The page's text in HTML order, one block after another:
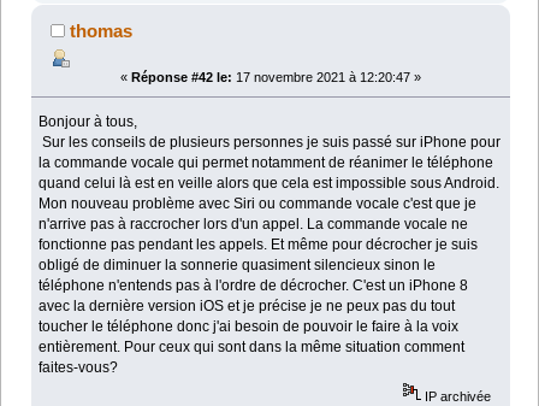
thomas
« Réponse #42 le: 17 novembre 2021 à 12:20:47 »
Bonjour à tous,
Sur les conseils de plusieurs personnes je suis passé sur iPhone pour
la commande vocale qui permet notamment de réanimer le téléphone
quand celui là est en veille alors que cela est impossible sous Android.
Mon nouveau problème avec Siri ou commande vocale c'est que je
n'arrive pas à raccrocher lors d'un appel. La commande vocale ne
fonctionne pas pendant les appels. Et même pour décrocher je suis
obligé de diminuer la sonnerie quasiment silencieux sinon le
téléphone n'entends pas à l'ordre de décrocher. C'est un iPhone 8
avec la dernière version iOS et je précise je ne peux pas du tout
toucher le téléphone donc j'ai besoin de pouvoir le faire à la voix
entièrement. Pour ceux qui sont dans la même situation comment
faites-vous?
IP archivée